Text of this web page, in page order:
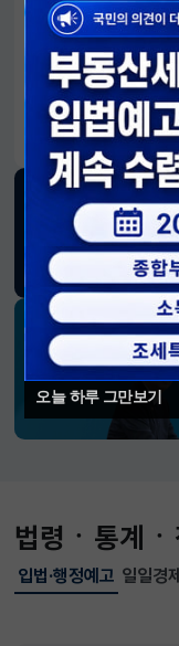
오늘 하루 그만보기
알림판
국민이 만든 대전환
소통
법령ㆍ통계
입법·행정예고
선택됨
일일경